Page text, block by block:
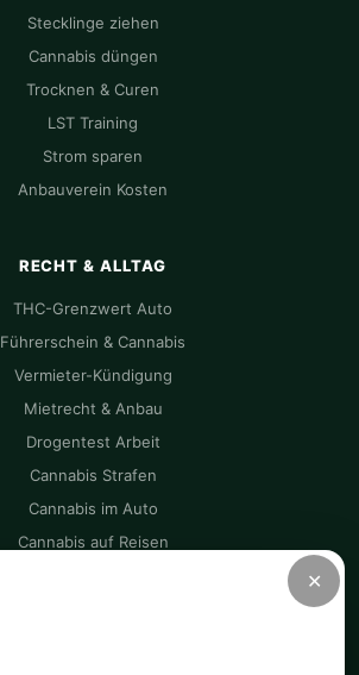
Stecklinge ziehen
Cannabis düngen
Trocknen & Curen
LST Training
Strom sparen
Anbauverein Kosten
RECHT & ALLTAG
THC-Grenzwert Auto
Führerschein & Cannabis
Vermieter-Kündigung
Mietrecht & Anbau
Drogentest Arbeit
Cannabis Strafen
Cannabis im Auto
Cannabis auf Reisen
✕